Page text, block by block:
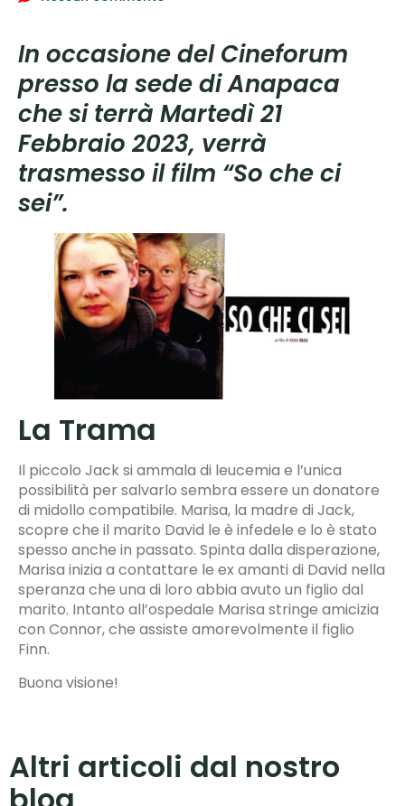
In occasione del Cineforum
presso la sede di Anapaca
che si terrà Martedì 21
Febbraio 2023, verrà
trasmesso il film “So che ci
sei”.
La Trama
Il piccolo Jack si ammala di leucemia e l’unica
possibilità per salvarlo sembra essere un donatore
di midollo compatibile. Marisa, la madre di Jack,
scopre che il marito David le è infedele e lo è stato
spesso anche in passato. Spinta dalla disperazione,
Marisa inizia a contattare le ex amanti di David nella
speranza che una di loro abbia avuto un figlio dal
marito. Intanto all’ospedale Marisa stringe amicizia
con Connor, che assiste amorevolmente il figlio
Finn.
Buona visione!
Altri articoli dal nostro